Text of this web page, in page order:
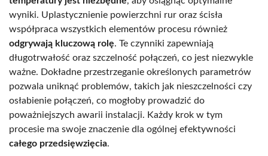
wyniki. Uplastycznienie powierzchni rur oraz ścisła
współpraca wszystkich elementów procesu również
odgrywają kluczową rolę. Te czynniki zapewniają
długotrwałość oraz szczelność połączeń, co jest niezwykle
ważne. Dokładne przestrzeganie określonych parametrów
pozwala uniknąć problemów, takich jak nieszczelności czy
osłabienie połączeń, co mogłoby prowadzić do
poważniejszych awarii instalacji. Każdy krok w tym
procesie ma swoje znaczenie dla ogólnej efektywności
całego przedsięwzięcia.